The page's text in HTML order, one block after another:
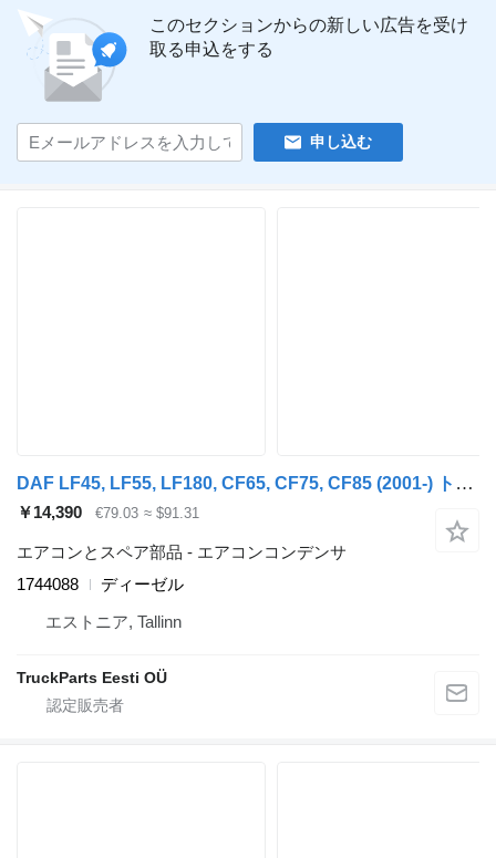
このセクションからの新しい広告を受け
取る申込をする
申し込む
DAF LF45, LF55, LF180, CF65, CF75, CF85 (2001-) トラクタートラックのためのDAF CF75 (01.01-) 1744088 エアコンコンデンサ
￥14,390 €79.03 ≈ $91.31
エアコンとスペア部品 - エアコンコンデンサ
1744088
ディーゼル
エストニア, Tallinn
TruckParts Eesti OÜ